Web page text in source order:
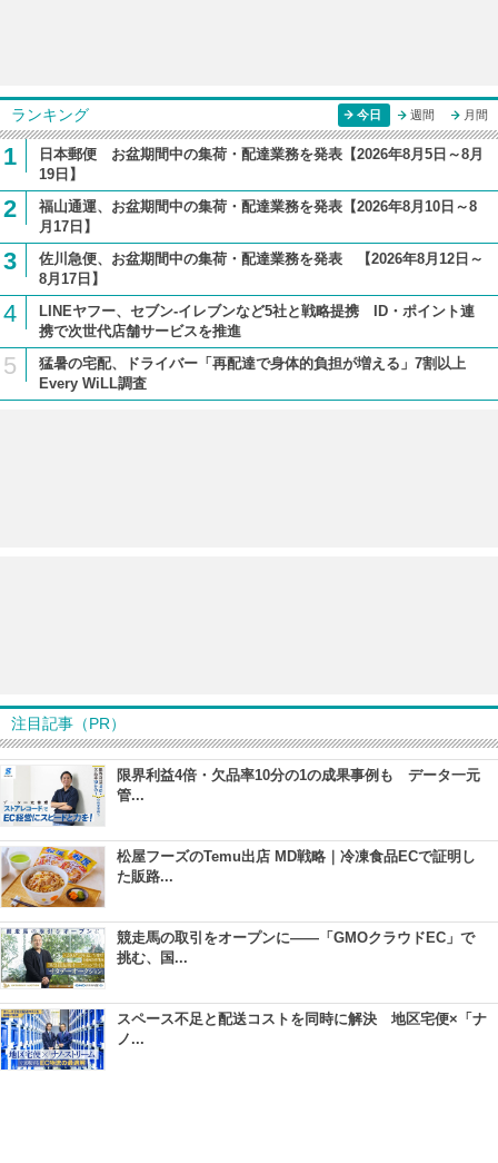
ランキング 今日 週間 月間
1
日本郵便 お盆期間中の集荷・配達業務を発表【2026年8月5日～8月
19日】
2
福山通運、お盆期間中の集荷・配達業務を発表【2026年8月10日～8
月17日】
3
佐川急便、お盆期間中の集荷・配達業務を発表 【2026年8月12日～
8月17日】
4
LINEヤフー、セブン-イレブンなど5社と戦略提携 ID・ポイント連
携で次世代店舗サービスを推進
5
猛暑の宅配、ドライバー「再配達で身体的負担が増える」7割以上
Every WiLL調査
注目記事（PR）
限界利益4倍・欠品率10分の1の成果事例も データ一元
管...
松屋フーズのTemu出店 MD戦略｜冷凍食品ECで証明し
た販路...
競走馬の取引をオープンに――「GMOクラウドEC」で
挑む、国...
スペース不足と配送コストを同時に解決 地区宅便×「ナ
ノ...